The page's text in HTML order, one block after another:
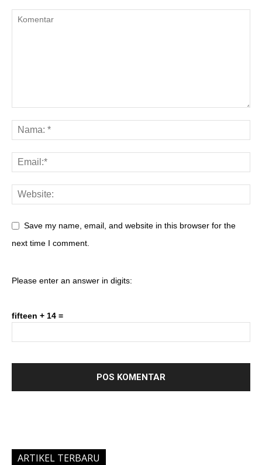
Save my name, email, and website in this browser for the
next time I comment.
Please enter an answer in digits:
fifteen + 14 =
ARTIKEL TERBARU